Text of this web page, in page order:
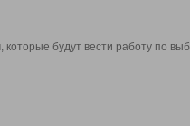
будут вести работу по